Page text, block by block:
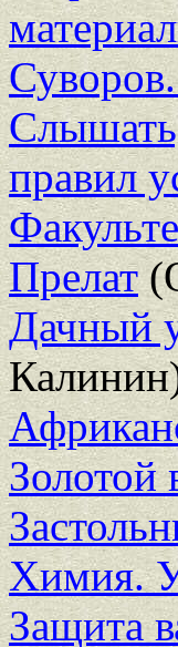
правил
Прелат
Дачный
Золотой
Химия.
Защита